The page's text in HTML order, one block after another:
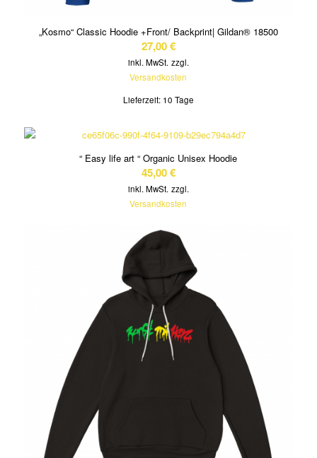
„Kosmo“ Classic Hoodie +Front/ Backprint| Gildan® 18500
27,00€
inkl. MwSt. zzgl.
Versandkosten
Lieferzeit: 10 Tage
“ Easy life art “ Organic Unisex Hoodie
45,00€
inkl. MwSt. zzgl.
Versandkosten